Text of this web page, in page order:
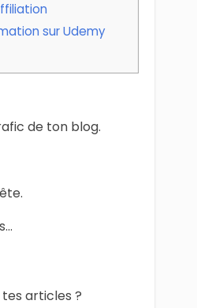
sur Udemy
de ton blog.
articles ?